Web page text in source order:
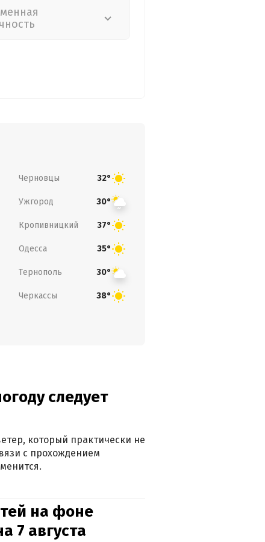
Черновцы 32°
Ужгород 30°
Кропивницкий 37°
Одесса 35°
Тернополь 30°
Черкассы 38°
следует
который практически не
с прохождением
на фоне
7 августа